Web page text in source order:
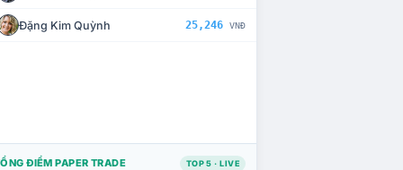
Đặng Kim Quỳnh 25,246 VNĐ
ĐIỂM PAPER TRADE TOP 5 · LIVE